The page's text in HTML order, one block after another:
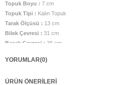
Topuk Boyu : 7 cm
Topuk Tipi : Kalın Topuk
Tarak Ölçüsü : 13 cm
Bilek Çevresi : 31 cm
Bacak Çevresi : 36 cm
İç Taban Ölçüsü :
Üretim Yeri :Türkiye
YORUMLAR(0)
ÜRÜN ÖNERILERI